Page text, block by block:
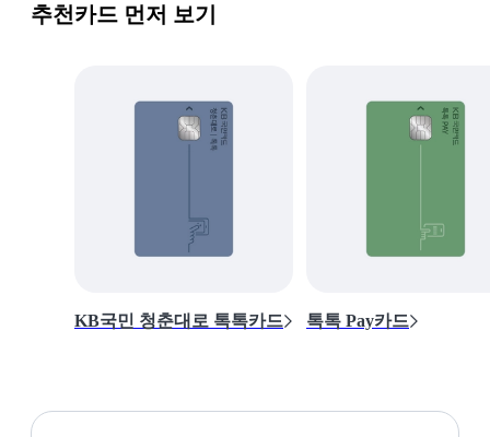
추천카드 먼저 보기
KB국민 청춘대로 톡톡카드 톡톡 Pay카드